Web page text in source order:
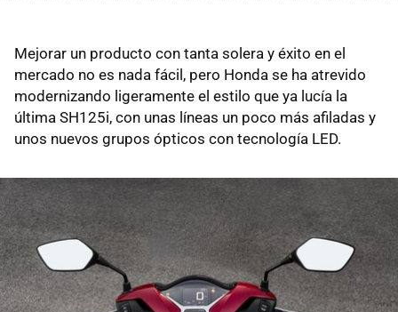
Mejorar un producto con tanta solera y éxito en el
mercado no es nada fácil, pero Honda se ha atrevido
modernizando ligeramente el estilo que ya lucía la
última SH125i, con unas líneas un poco más afiladas y
unos nuevos grupos ópticos con tecnología LED.